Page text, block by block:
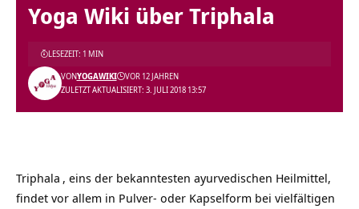
Yoga Wiki über Triphala
ZULETZT AKTUALISIERT: 3. JULI 2018 13:57
VONYOGAWIKI VOR 12 JAHREN
LESEZEIT: 1 MIN
Triphala , eins der bekanntesten ayurvedischen Heilmittel,
findet vor allem in Pulver- oder Kapselform bei vielfältigen